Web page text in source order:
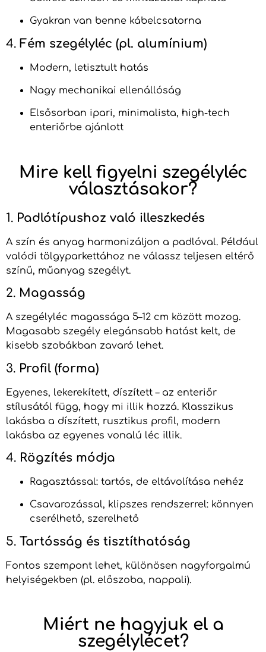
Gyakran van benne kábelcsatorna
4. Fém szegélyléc (pl. alumínium)
Modern, letisztult hatás
Nagy mechanikai ellenállóság
Elsősorban ipari, minimalista, high-tech
enteriőrbe ajánlott
Mire kell figyelni szegélyléc
választásakor?
1. Padlótípushoz való illeszkedés
A szín és anyag harmonizáljon a padlóval. Például
valódi tölgyparkettához ne válassz teljesen eltérő
színű, műanyag szegélyt.
2. Magasság
A szegélyléc magassága 5–12 cm között mozog.
Magasabb szegély elegánsabb hatást kelt, de
kisebb szobákban zavaró lehet.
3. Profil (forma)
Egyenes, lekerekített, díszített – az enteriőr
stílusától függ, hogy mi illik hozzá. Klasszikus
lakásba a díszített, rusztikus profil, modern
lakásba az egyenes vonalú léc illik.
4. Rögzítés módja
Ragasztással: tartós, de eltávolítása nehéz
Csavarozással, klipszes rendszerrel: könnyen
cserélhető, szerelhető
5. Tartósság és tisztíthatóság
Fontos szempont lehet, különösen nagyforgalmú
helyiségekben (pl. előszoba, nappali).
Miért ne hagyjuk el a
szegélylécet?